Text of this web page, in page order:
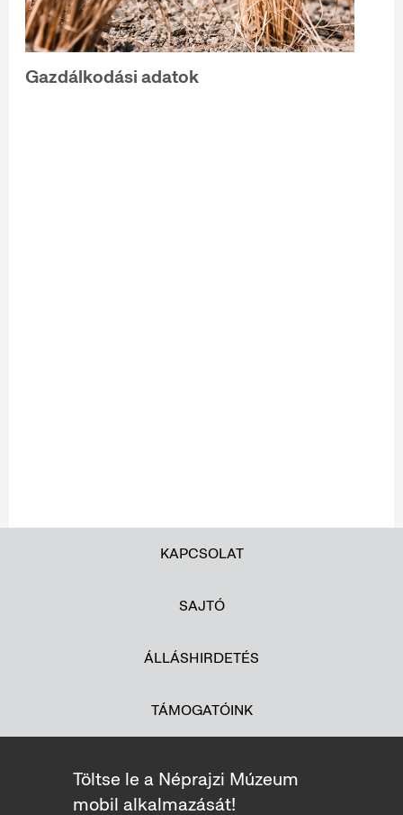
Gazdálkodási adatok
KAPCSOLAT
SAJTÓ
ÁLLÁSHIRDETÉS
TÁMOGATÓINK
Töltse le a Néprajzi Múzeum
mobil alkalmazását!